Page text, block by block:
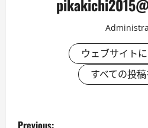
ウェブサイト
すべての投
P
Previous: